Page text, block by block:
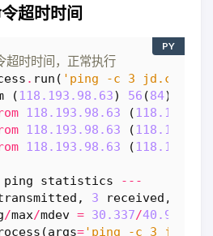
超时时间
时时间，正常执行
. run ( 'ping -c 3 jd.com'
( 118.193.98.63) 56 (84)
118.193.98.63 (
118.193.98.63 (
118.193.98.63 (
ping statistics
---
, 3 received ,
/max/mdev = 30.337/40.969
(args='ping -c 3
PY